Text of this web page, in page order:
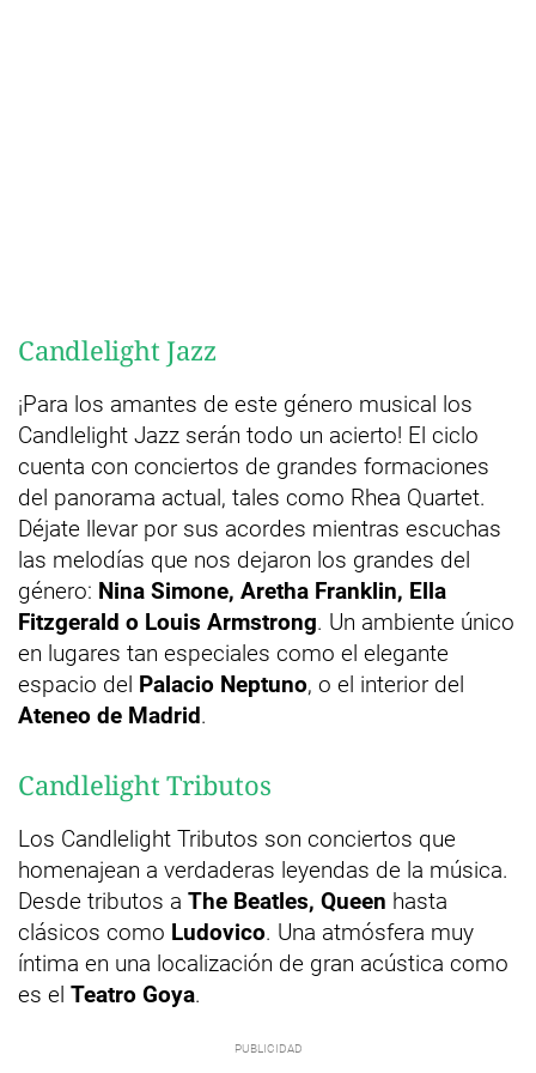
Candlelight Jazz
¡Para los amantes de este género musical los
Candlelight Jazz serán todo un acierto! El ciclo
cuenta con conciertos de grandes formaciones
del panorama actual, tales como Rhea Quartet.
Déjate llevar por sus acordes mientras escuchas
las melodías que nos dejaron los grandes del
género: Nina Simone, Aretha Franklin, Ella
Fitzgerald o Louis Armstrong. Un ambiente único
en lugares tan especiales como el elegante
espacio del Palacio Neptuno, o el interior del
Ateneo de Madrid.
Candlelight Tributos
Los Candlelight Tributos son conciertos que
homenajean a verdaderas leyendas de la música.
Desde tributos a The Beatles, Queen hasta
clásicos como Ludovico. Una atmósfera muy
íntima en una localización de gran acústica como
es el Teatro Goya.